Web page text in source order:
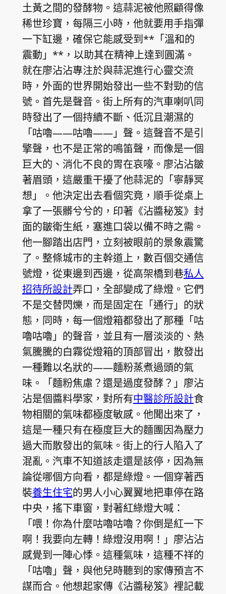
土黃之間的發酵物。這蒜泥被他照顧得像
稀世珍寶，每隔三小時，他就要用手指彈
一下缸邊，確保它能感受到**「溫和的
震動」**，以助其在精神上達到圓滿。
就在廖沾沾專注於與蒜泥進行心靈交流
時，外面的世界開始發出一些不對勁的信
號。首先是聲音。街上所有的汽車喇叭同
時發出了一個持續不斷、低沉且潮濕的
「咕嚕——咕嚕——」聲。這聲音不是引
擎聲，也不是正常的鳴笛聲，而像是一個
巨大的、消化不良的胃在哀嚎。廖沾沾皺
著眉頭，這嚴重干擾了他蒜泥的「寧靜冥
想」。他決定出去看個究竟，順手從桌上
拿了一張髒兮兮的，印著《沾醬秘笈》封
面的皺衛生紙，塞進口袋以備不時之需。
他一腳踏出店門，立刻被眼前的景象震驚
了。整條城市的主幹道上，數百個交通信
號燈，從東邊到西邊，從高架橋到巷私人
招待所設計弄口，全部變成了綠燈。它們
不是交替閃爍，而是固定在「通行」的狀
態，同時，每一個燈箱都發出了那種「咕
嚕咕嚕」的聲音，並且有一層淡淡的、熱
氣騰騰的白霧從燈箱的頂部冒出，散發出
一種難以名狀的——麵粉蒸煮過頭的氣
味。「麵粉焦慮？還是過度發酵？」廖沾
沾是個醬料學家，對所有中醫診所設計食
物相關的氣味都極度敏感。他聞出來了，
這是一種只有在極度巨大的麵團因為壓力
過大而散發出的氣味。街上的行人陷入了
混亂。汽車不知道該走還是該停，因為無
論從哪個方向看，都是綠燈。一個穿著西
裝養生住宅的男人小心翼翼地把車停在路
中央，搖下車窗，對著紅綠燈大喊：
「喂！你為什麼咕嚕咕嚕？你倒是紅一下
啊！我要向左轉！綠燈沒用啊！」廖沾沾
感覺到一陣心悸。這種氣味，這種不祥的
「咕嚕」聲，與他兒時聽到的家傳預言不
謀而合。他想起家傳《沾醬秘笈》裡記載